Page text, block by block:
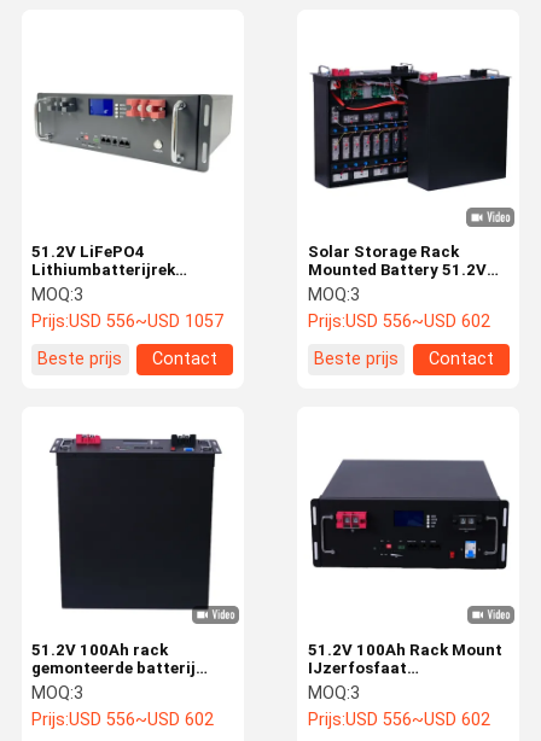
Solar Storage Rack
Mounted Battery 51.2V
100Ah High Capacity
Energy Management
MOQ:3
Prijs:USD 556~USD 602
Beste prijs
Contact
51.2V LiFePO4
Lithiumbatterijrek
gemonteerd voor off-grid
zonne-applicaties
MOQ:3
Prijs:USD 556~USD 1057
Beste prijs
Contact
51.2V 100Ah Rack Mount
IJzerfosfaat
Lithiumbatterij Lange
levensduur Stabiele
output
MOQ:3
Prijs:USD 556~USD 602
51.2V 100Ah rack
gemonteerde batterij
Lithiumfosfaat hoge
capaciteit diepe cyclus
MOQ:3
Prijs:USD 556~USD 602